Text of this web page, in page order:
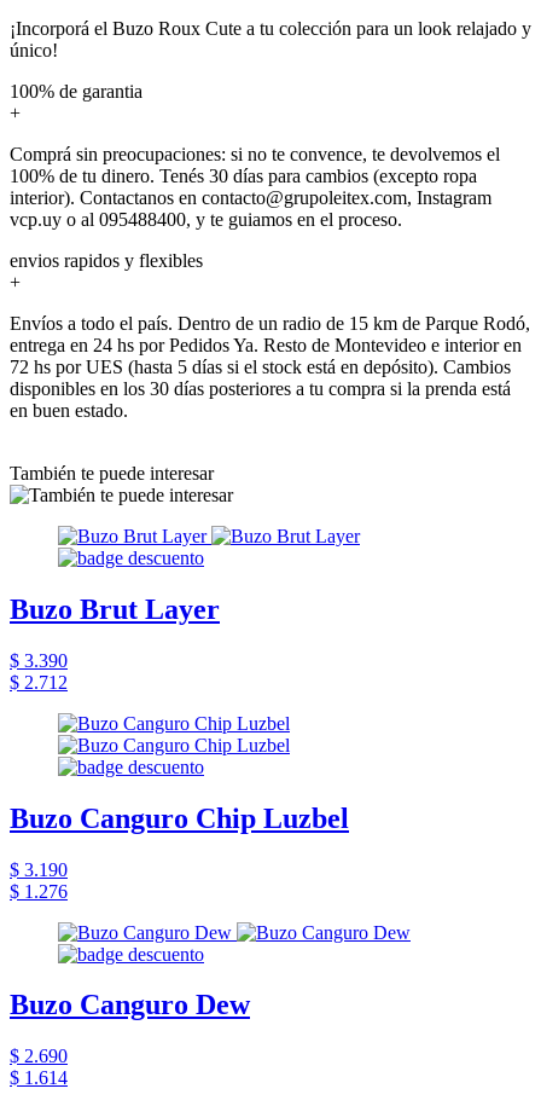
¡Incorporá el Buzo Roux Cute a tu colección para un look relajado y
único!
100% de garantia
+
Comprá sin preocupaciones: si no te convence, te devolvemos el
100% de tu dinero. Tenés 30 días para cambios (excepto ropa
interior). Contactanos en contacto@grupoleitex.com, Instagram
vcp.uy o al 095488400, y te guiamos en el proceso.
envios rapidos y flexibles
+
Envíos a todo el país. Dentro de un radio de 15 km de Parque Rodó,
entrega en 24 hs por Pedidos Ya. Resto de Montevideo e interior en
72 hs por UES (hasta 5 días si el stock está en depósito). Cambios
disponibles en los 30 días posteriores a tu compra si la prenda está
en buen estado.
También te puede interesar
Buzo Brut Layer
$ 3.390
$ 2.712
Buzo Canguro Chip Luzbel
$ 3.190
$ 1.276
Buzo Canguro Dew
$ 2.690
$ 1.614